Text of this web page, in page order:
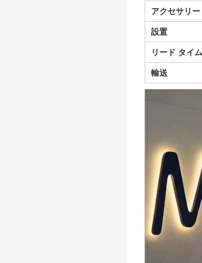
折
アクセサリー
設置
リード タイム
輸送